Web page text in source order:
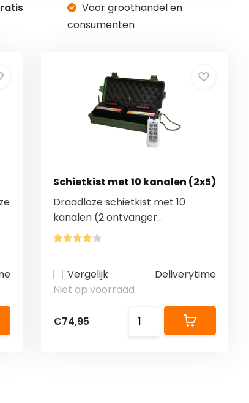
Voor groothandel en
consumenten
Schietkist met 10 kanalen (2x5)
Draadloze schietkist met 10
kanalen (2 ontvanger...
Vergelijk
Deliverytime
Niet op voorraad
€74,95